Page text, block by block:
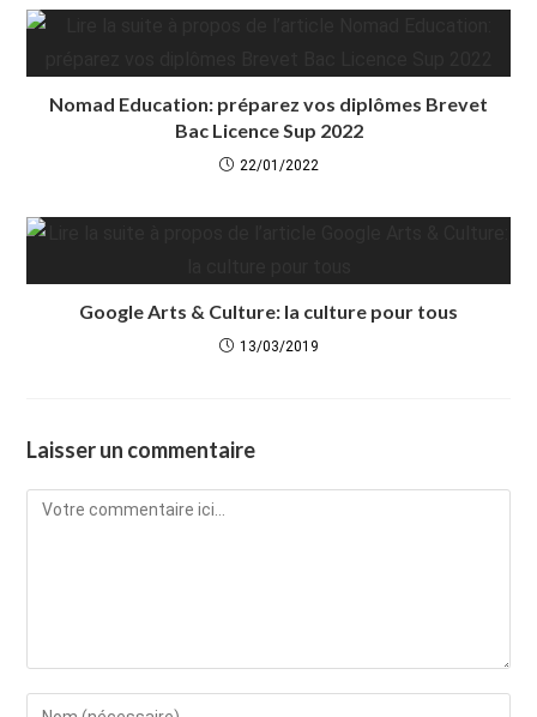
Nomad Education: préparez vos diplômes Brevet
Bac Licence Sup 2022
22/01/2022
Google Arts & Culture: la culture pour tous
13/03/2019
Laisser un commentaire
Comment
Enter